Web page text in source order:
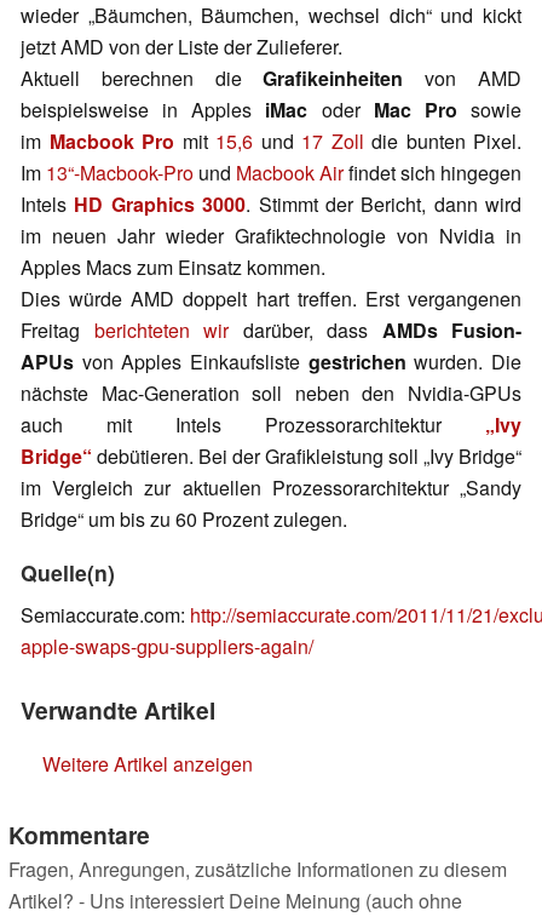
wieder „Bäumchen, Bäumchen, wechsel dich“ und kickt
jetzt AMD von der Liste der Zulieferer.
Aktuell berechnen dieGrafikeinheiten von AMD
beispielsweise in Apples iMac oder Mac Pro sowie
im Macbook Pro mit 15,6 und 17 Zoll die bunten Pixel.
Im 13“-Macbook-Pro und Macbook Airfindet sich hingegen
Intels HD Graphics 3000. Stimmt der Bericht, dann wird
im neuen Jahr wieder Grafiktechnologie von Nvidia in
Apples Macs zum Einsatz kommen.
Dies würde AMD doppelt hart treffen. Erst vergangenen
Freitag berichteten wirdarüber, dass AMDs Fusion-
APUs von Apples Einkaufsliste gestrichen wurden. Die
nächste Mac-Generation soll neben den Nvidia-GPUs
auch mit Intels Prozessorarchitektur „Ivy
Bridge“ debütieren. Bei der Grafikleistung soll „Ivy Bridge“
im Vergleich zur aktuellen Prozessorarchitektur „Sandy
Bridge“ um bis zu 60 Prozent zulegen.
Quelle(n)
Semiaccurate.com: http://semiaccurate.com/2011/11/21/
apple-swaps-gpu-suppliers-again/
Verwandte Artikel
Weitere Artikel anzeigen
Kommentare
Fragen, Anregungen, zusätzliche Informationen zu diesem
Artikel? - Uns interessiert Deine Meinung (auch ohne